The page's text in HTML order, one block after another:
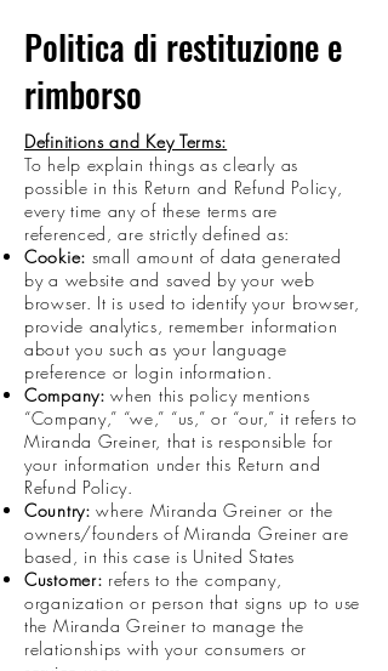
Politica di restituzione e
rimborso
Definitions and Key Terms:
To help explain things as clearly as
possible in this Return and Refund Policy,
every time any of these terms are
referenced, are strictly defined as:
Cookie: small amount of data generated
by a website and saved by your web
browser. It is used to identify your browser,
provide analytics, remember information
about you such as your language
preference or login information.
Company: when this policy mentions
“Company,” “we,” “us,” or “our,” it refers to
Miranda Greiner, that is responsible for
your information under this Return and
Refund Policy.
Country: where Miranda Greiner or the
owners/founders of Miranda Greiner are
based, in this case is United States
Customer: refers to the company,
organization or person that signs up to use
the Miranda Greiner to manage the
relationships with your consumers or